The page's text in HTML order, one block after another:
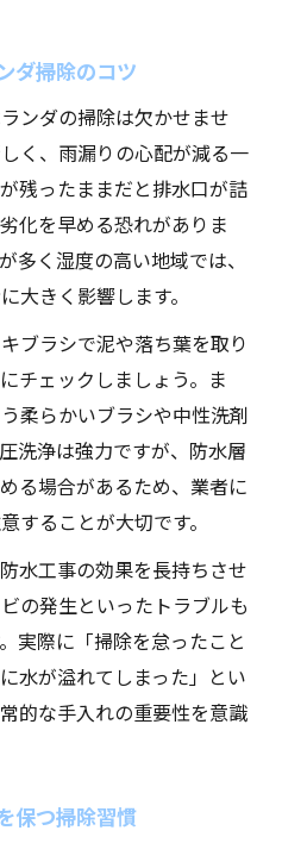
ダ掃除のコツ
ンダの掃除は欠かせませ
く、雨漏りの心配が減る一
残ったままだと排水口が詰
化を早める恐れがありま
多く湿度の高い地域では、
大きく影響します。
ブラシで泥や落ち葉を取り
チェックしましょう。ま
柔らかいブラシや中性洗剤
洗浄は強力ですが、防水層
る場合があるため、業者に
することが大切です。
水工事の効果を長持ちさせ
の発生といったトラブルも
実際に「掃除を怠ったこと
水が溢れてしまった」とい
的な手入れの重要性を意識
保つ掃除習慣